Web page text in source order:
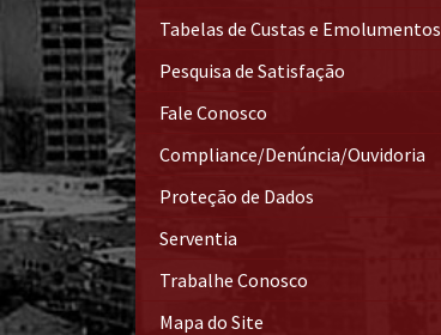
Tabelas de Custas e Emolumentos
Pesquisa de Satisfação
Fale Conosco
Compliance/Denúncia/Ouvidoria
Proteção de Dados
Serventia
Trabalhe Conosco
Mapa do Site